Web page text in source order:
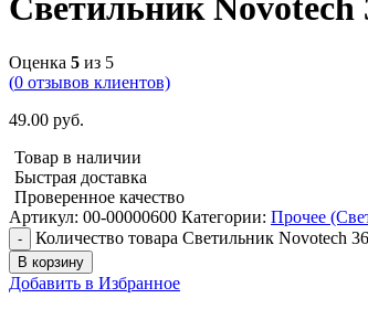
Светильник Novotech
Оценка 5 из 5
(0 отзывов клиентов)
49.00 руб.
Товар в наличии
Быстрая доставка
Проверенное качество
Артикул: 00-00000600 Категории: Прочее
Количество товара Светильник Novotech
В корзину
Добавить в Избранное